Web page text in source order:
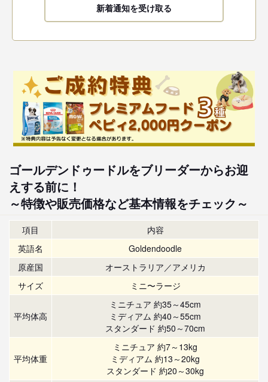
新着通知を受け取る
ゴールデンドゥードルをブリーダーからお迎
えする前に！
～特徴や販売価格など基本情報をチェック～
項目
内容
英語名
Goldendoodle
原産国
オーストラリア／アメリカ
サイズ
ミニ〜ラージ
平均体高
ミニチュア 約35～45cm
ミディアム 約40～55cm
スタンダード 約50～70cm
平均体重
ミニチュア 約7～13kg
ミディアム 約13～20kg
スタンダード 約20～30kg